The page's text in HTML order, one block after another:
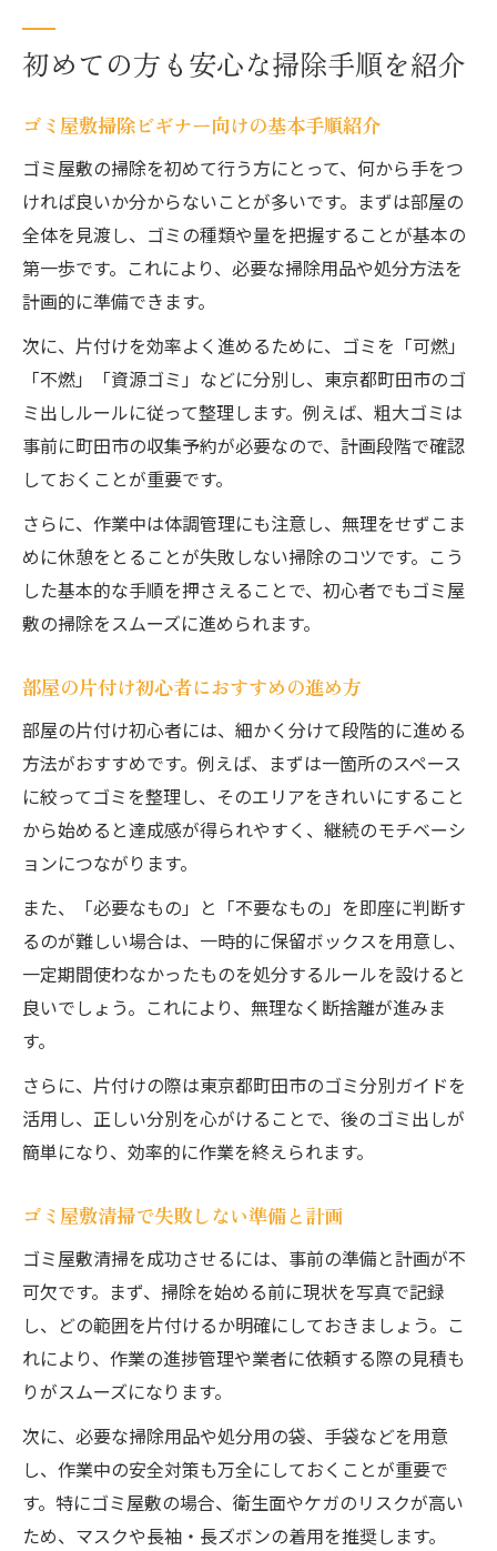
初めての方も安心な掃除手順を紹介
ゴミ屋敷掃除ビギナー向けの基本手順紹介
ゴミ屋敷の掃除を初めて行う方にとって、何から手をつ
ければ良いか分からないことが多いです。まずは部屋の
全体を見渡し、ゴミの種類や量を把握することが基本の
第一歩です。これにより、必要な掃除用品や処分方法を
計画的に準備できます。
次に、片付けを効率よく進めるために、ゴミを「可燃」
「不燃」「資源ゴミ」などに分別し、東京都町田市のゴ
ミ出しルールに従って整理します。例えば、粗大ゴミは
事前に町田市の収集予約が必要なので、計画段階で確認
しておくことが重要です。
さらに、作業中は体調管理にも注意し、無理をせずこま
めに休憩をとることが失敗しない掃除のコツです。こう
した基本的な手順を押さえることで、初心者でもゴミ屋
敷の掃除をスムーズに進められます。
部屋の片付け初心者におすすめの進め方
部屋の片付け初心者には、細かく分けて段階的に進める
方法がおすすめです。例えば、まずは一箇所のスペース
に絞ってゴミを整理し、そのエリアをきれいにすること
から始めると達成感が得られやすく、継続のモチベーシ
ョンにつながります。
また、「必要なもの」と「不要なもの」を即座に判断す
るのが難しい場合は、一時的に保留ボックスを用意し、
一定期間使わなかったものを処分するルールを設けると
良いでしょう。これにより、無理なく断捨離が進みま
す。
さらに、片付けの際は東京都町田市のゴミ分別ガイドを
活用し、正しい分別を心がけることで、後のゴミ出しが
簡単になり、効率的に作業を終えられます。
ゴミ屋敷清掃で失敗しない準備と計画
ゴミ屋敷清掃を成功させるには、事前の準備と計画が不
可欠です。まず、掃除を始める前に現状を写真で記録
し、どの範囲を片付けるか明確にしておきましょう。こ
れにより、作業の進捗管理や業者に依頼する際の見積も
りがスムーズになります。
次に、必要な掃除用品や処分用の袋、手袋などを用意
し、作業中の安全対策も万全にしておくことが重要で
す。特にゴミ屋敷の場合、衛生面やケガのリスクが高い
ため、マスクや長袖・長ズボンの着用を推奨します。